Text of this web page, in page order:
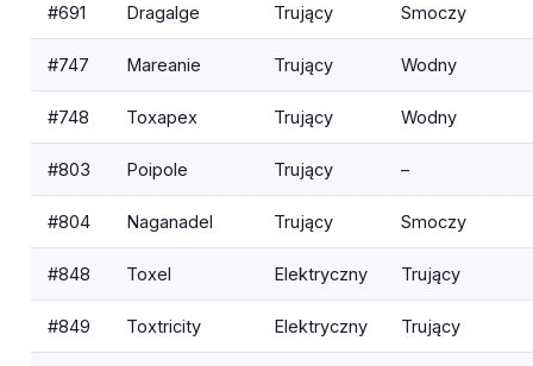
#691 Dragalge Trujący Smoczy
#747 Mareanie Trujący Wodny
#748 Toxapex Trujący Wodny
#803 Poipole Trujący –
#804 Naganadel Trujący Smoczy
#848 Toxel Elektryczny Trujący
#849 Toxtricity Elektryczny Trujący